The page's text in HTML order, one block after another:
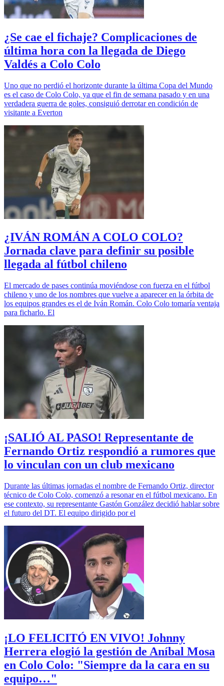
¿Se cae el fichaje? Complicaciones de
última hora con la llegada de Diego
Valdés a Colo Colo
Uno que no perdió el horizonte durante la última Copa del Mundo
es el caso de Colo Colo, ya que el fin de semana pasado y en una
verdadera guerra de goles, consiguió derrotar en condición de
visitante a Everton
¿IVÁN ROMÁN A COLO COLO?
Jornada clave para definir su posible
llegada al fútbol chileno
El mercado de pases continúa moviéndose con fuerza en el fútbol
chileno y uno de los nombres que vuelve a aparecer en la órbita de
los equipos grandes es el de Iván Román. Colo Colo tomaría ventaja
para ficharlo. El
¡SALIÓ AL PASO! Representante de
Fernando Ortiz respondió a rumores que
lo vinculan con un club mexicano
Durante las últimas jornadas el nombre de Fernando Ortiz, director
técnico de Colo Colo, comenzó a resonar en el fútbol mexicano. En
ese contexto, su representante Gastón González decidió hablar sobre
el futuro del DT. El equipo dirigido por el
¡LO FELICITÓ EN VIVO! Johnny
Herrera elogió la gestión de Aníbal Mosa
en Colo Colo: "Siempre da la cara en su
equipo…"